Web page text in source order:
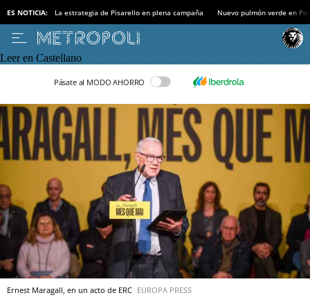
ES NOTICIA: La estrategia de Pisarello en plena campaña Nuevo pulmón verde en
Leer en Castellano
Pásate al MODO AHORRO
Ernest Maragall, en un acto de ERC EUROPA PRESS